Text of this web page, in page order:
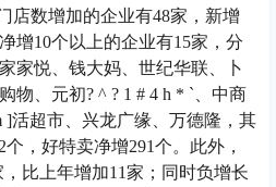
店数增加的企业有48家，新增
增10个以上的企业有15家，分
家悦、钱大妈、世纪华联、卜
物、元初? ^ ? 1 # 4 h * ` 、中商
]活超市、兴龙广缘、万德隆，其
个，好特卖净增291个。此外，
，比上年增加11家；同时负增长